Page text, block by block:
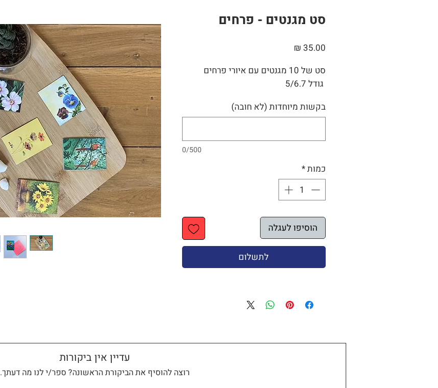
סט מגנטים - פרחים
סט של 10 מגנטים עם איורי פרחים
גודל 5/6.7
בקשות מיוחדות (לא חובה)
0/500
כמות*
הוסיפו לעגלה
לתשלום
עדיין אין ביקורות
רוצה להוסיף את הביקורת הראשונה? ספר/י לנו מה דעתך.